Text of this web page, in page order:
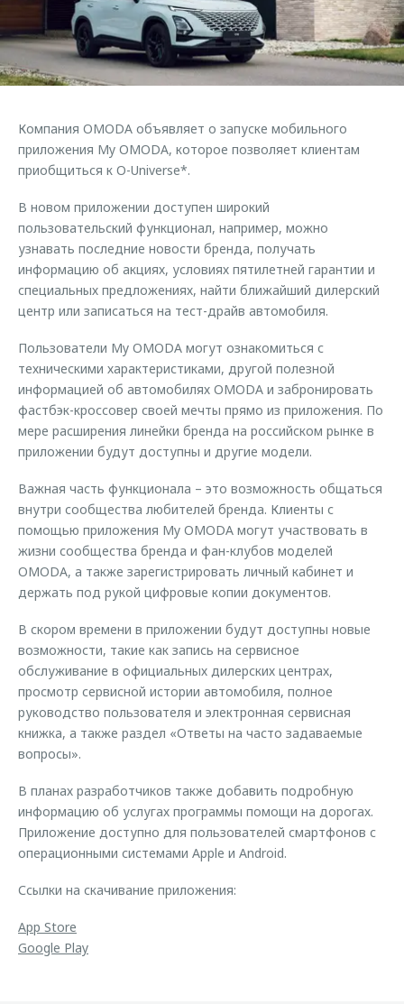
Страхование
Кредитный калькулятор
Аксессуары
Оригинальные аксессуары
Запчасти
Трейд-ин
Калькулятор трейд-ин
Клиентская поддержка
O&J Автоклуб
Клуб владельцев OMODA
Аксессуары
Одежда и сувениры
Оригинальные аксессуары
Запчасти
Обратная связь
Компания OMODA объявляет о запуске мобильного
приложения My OMODA, которое позволяет клиентам
приобщиться к O-Universe*.
В новом приложении доступен широкий
пользовательский функционал, например, можно
узнавать последние новости бренда, получать
информацию об акциях, условиях пятилетней гарантии и
специальных предложениях, найти ближайший дилерский
центр или записаться на тест-драйв автомобиля.
Пользователи My OMODA могут ознакомиться с
техническими характеристиками, другой полезной
информацией об автомобилях OMODA и забронировать
фастбэк-кроссовер своей мечты прямо из приложения. По
мере расширения линейки бренда на российском рынке в
приложении будут доступны и другие модели.
Важная часть функционала – это возможность общаться
внутри сообщества любителей бренда. Клиенты с
помощью приложения My OMODA могут участвовать в
жизни сообщества бренда и фан-клубов моделей
OMODA, а также зарегистрировать личный кабинет и
держать под рукой цифровые копии документов.
В скором времени в приложении будут доступны новые
возможности, такие как запись на сервисное
обслуживание в официальных дилерских центрах,
просмотр сервисной истории автомобиля, полное
руководство пользователя и электронная сервисная
книжка, а также раздел «Ответы на часто задаваемые
вопросы».
В планах разработчиков также добавить подробную
информацию об услугах программы помощи на дорогах.
Приложение доступно для пользователей смартфонов с
операционными системами Apple и Android.
Ссылки на скачивание приложения:
App Store
Google Play